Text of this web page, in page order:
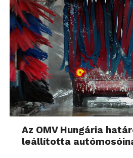
Az OMV Hungária
leállította